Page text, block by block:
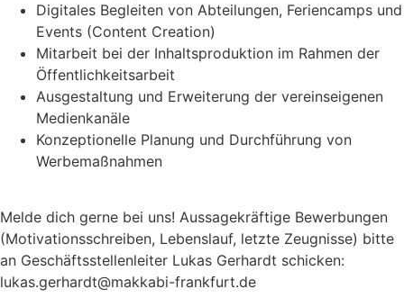
Digitales Begleiten von Abteilungen, Feriencamps und
Events (Content Creation)
Mitarbeit bei der Inhaltsproduktion im Rahmen der
Öffentlichkeitsarbeit
Ausgestaltung und Erweiterung der vereinseigenen
Medienkanäle
Konzeptionelle Planung und Durchführung von
Werbemaßnahmen
Melde dich gerne bei uns! Aussagekräftige Bewerbungen
(Motivationsschreiben, Lebenslauf, letzte Zeugnisse) bitte
an Geschäftsstellenleiter Lukas Gerhardt schicken:
lukas.gerhardt@makkabi-frankfurt.de